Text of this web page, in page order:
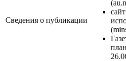
Сведения о публикации